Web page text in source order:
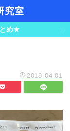
究室
とめ★
2018-04-01